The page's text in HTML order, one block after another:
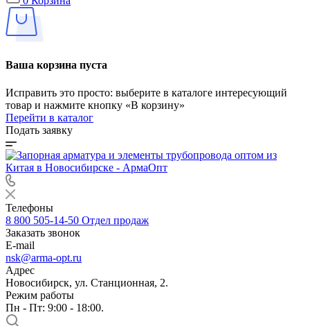
Ваша корзина пуста
Исправить это просто: выберите в каталоге интересующий
товар и нажмите кнопку «В корзину»
Перейти в каталог
Подать заявку
Телефоны
8 800 505-14-50 Отдел продаж
Заказать звонок
E-mail
nsk@arma-opt.ru
Адрес
Новосибирск, ул. Станционная, 2.
Режим работы
Пн - Пт: 9:00 - 18:00.